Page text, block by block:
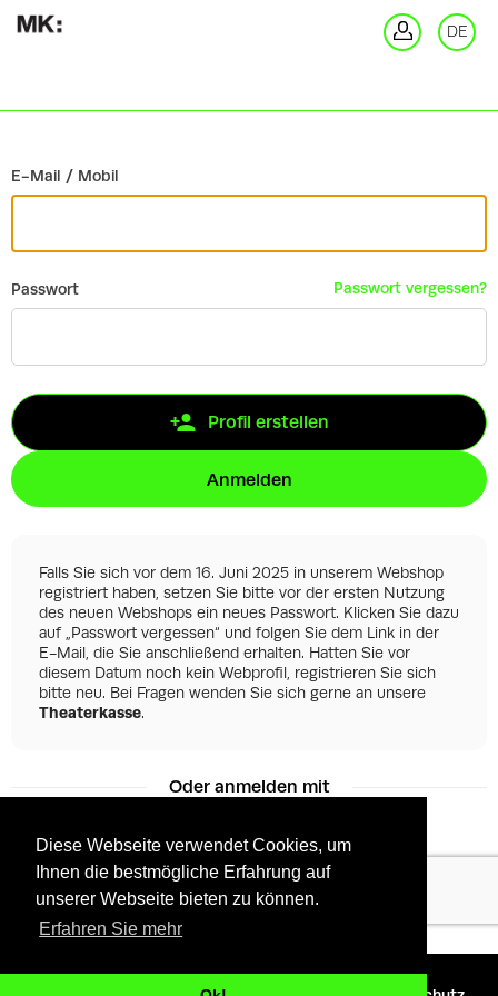
Diese Webseite verwendet Cookies, um
Ihnen die bestmögliche Erfahrung auf
unserer Webseite bieten zu können.
Erfahren Sie mehr
DE
E-Mail / Mobil
Passwort Passwort vergessen?
Profil erstellen
Anmelden
Falls Sie sich vor dem 16. Juni 2025 in unserem Webshop
registriert haben, setzen Sie bitte vor der ersten Nutzung
des neuen Webshops ein neues Passwort. Klicken Sie dazu
auf „Passwort vergessen“ und folgen Sie dem Link in der
E-Mail, die Sie anschließend erhalten. Hatten Sie vor
diesem Datum noch kein Webprofil, registrieren Sie sich
bitte neu. Bei Fragen wenden Sie sich gerne an unsere
Theaterkasse.
Oder anmelden mit
Facebook